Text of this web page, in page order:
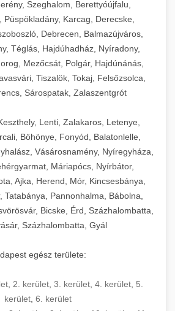
Szeghalom, Berettyóújfalu,
Püspökladány, Karcag, Derecske,
Debrecen, Balmazújváros,
Téglás, Hajdúhadház, Nyíradony,
Mezőcsát, Polgár, Hajdúnánás,
Tiszalök, Tokaj, Felsőzsolca,
Sárospatak, Zalaszentgrót
Lenti, Zalakaros, Letenye,
Böhönye, Fonyód, Balatonlelle,
Vásárosnamény, Nyíregyháza,
Máriapócs, Nyírbátor,
Ajka, Herend, Mór, Kincsesbánya,
Tatabánya, Pannonhalma, Bábolna,
Bicske, Érd, Százhalombatta,
Százhalombatta, Gyál
egész területe:
2. kerület 3. kerület 4. kerület 5.
kerület 6. kerület